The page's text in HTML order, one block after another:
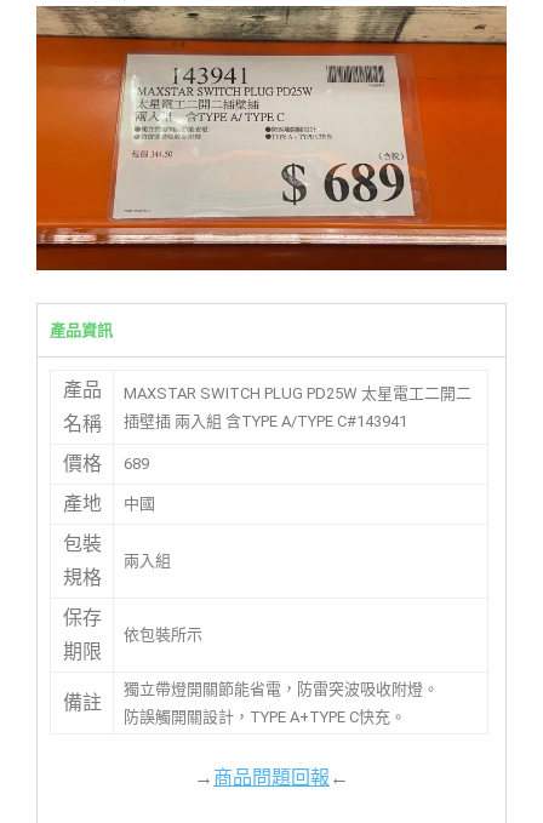
產品資訊
產品
名稱
MAXSTAR SWITCH PLUG PD25W 太星電工二開二
插壁插 兩入組 含TYPE A/TYPE C#143941
價格 689
產地 中國
包裝
規格
兩入組
保存
期限
依包裝所示
備註
獨立帶燈開關節能省電，防雷突波吸收附燈。
防誤觸開關設計，TYPE A+TYPE C快充。
→商品問題回報←